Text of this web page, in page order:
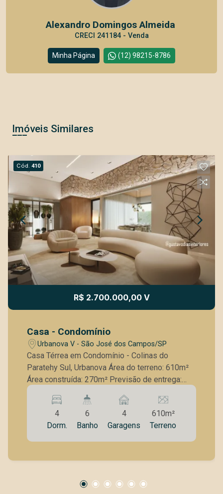
Alexandro Domingos Almeida
CRECI 241184 - Venda
Minha Página (12) 98215-8786
Imóveis Similares
Cód.410
R$ 2.700.000,00 V
Casa - Condomínio
Urbanova V - São José dos Campos/SP
Casa Térrea em Condomínio - Colinas do
Paratehy Sul, Urbanova Área do terreno: 610m²
Área construída: 270m² Previsão de entrega:
Maio de 2025 Destaques do imóvel: Casa térrea
com design moderno e totalmente integrada
Elevador instalado para acesso facilitado da
garagem à casa 4 suítes, sendo uma reversível
para escritório 6 banheiros, incluindo: Banheiros
apoio à piscina Diferenciais exclusivos: Área
privativo (jacuzzi externa) Piscina com cascata
4
Dorm.
6
Banho
4
Garagens
610m²
Terreno